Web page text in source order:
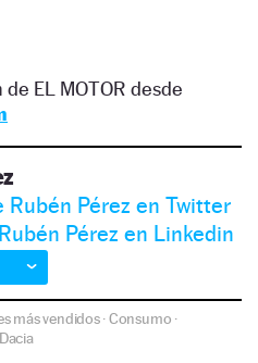
EL MOTOR desde
Rubén Pérez en Twitter
Pérez en Linkedin
más vendidos·Consumo ·
Dacia